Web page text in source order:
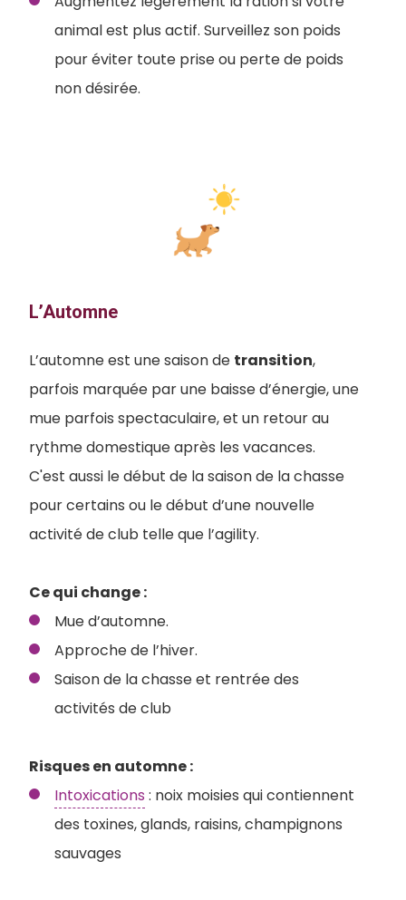
animal est plus actif. Surveillez son poids
pour éviter toute prise ou perte de poids
non désirée.
L’Automne
L’automne est une saison de transition,
parfois marquée par une baisse d’énergie, une
mue parfois spectaculaire, et un retour au
rythme domestique après les vacances.
C'est aussi le début de la saison de la chasse
pour certains ou le début d’une nouvelle
activité de club telle que l’agility.
Ce qui change :
Mue d’automne.
Approche de l’hiver.
Saison de la chasse et rentrée des
activités de club
Risques en automne :
Intoxications : noix moisies qui contiennent
des toxines, glands, raisins, champignons
sauvages